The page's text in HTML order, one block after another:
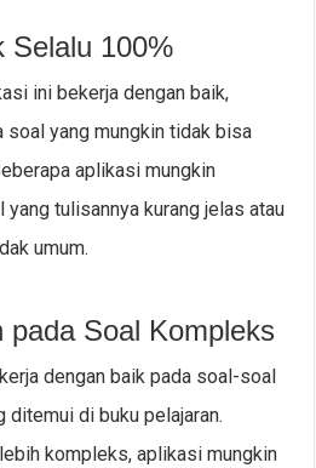
Selalu 100%
ini bekerja dengan baik,
soal yang mungkin tidak bisa
aplikasi mungkin
tulisannya kurang jelas atau
umum.
pada Soal Kompleks
dengan baik pada soal-soal
ditemui di buku pelajaran.
kompleks, aplikasi mungkin